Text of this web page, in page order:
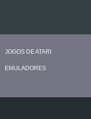
JOGOS DE ATARI
EMULADORES